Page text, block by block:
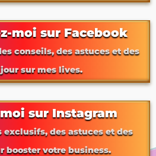
moi sur Facebook
conseils, des astuces et des
sur mes lives.
sur Instagram
exclusifs, des astuces et des
booster votre business.